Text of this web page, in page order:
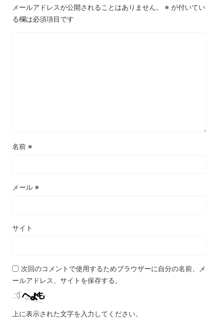
メールアドレスが公開されることはありません。 ※ が付いてい
る欄は必須項目です
名前 ※
メール ※
サイト
次回のコメントで使用するためブラウザーに自分の名前、メ
ールアドレス、サイトを保存する。
上に表示された文字を入力してください。